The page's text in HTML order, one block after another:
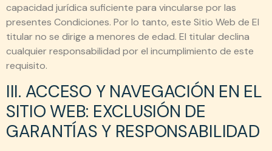
capacidad jurídica suficiente para vincularse por las
presentes Condiciones. Por lo tanto, este Sitio Web de El
titular no se dirige a menores de edad. El titular declina
cualquier responsabilidad por el incumplimiento de este
requisito.
III. ACCESO Y NAVEGACIÓN EN EL
SITIO WEB: EXCLUSIÓN DE
GARANTÍAS Y RESPONSABILIDAD